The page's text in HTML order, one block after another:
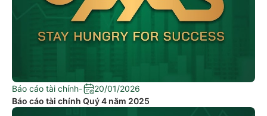
Báo cáo tài chính-
20/01/2026
Báo cáo tài chính Quý 4 năm 2025